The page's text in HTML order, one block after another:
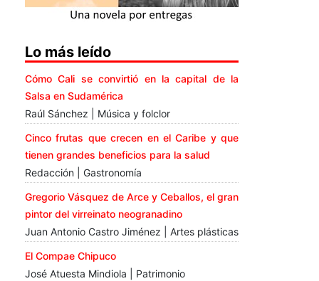
Lo más leído
Cómo Cali se convirtió en la capital de la
Salsa en Sudamérica
Raúl Sánchez | Música y folclor
Cinco frutas que crecen en el Caribe y que
tienen grandes beneficios para la salud
Redacción | Gastronomía
Gregorio Vásquez de Arce y Ceballos, el gran
pintor del virreinato neogranadino
Juan Antonio Castro Jiménez | Artes plásticas
El Compae Chipuco
José Atuesta Mindiola | Patrimonio